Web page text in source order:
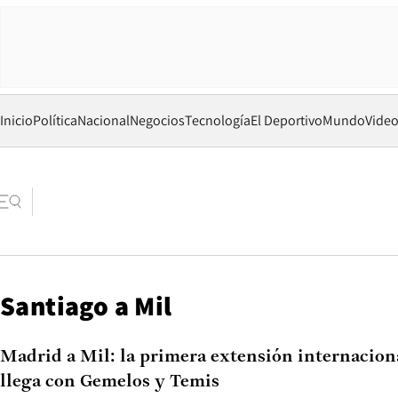
InicioPolíticaNacionalNegociosTecnologíaEl DeportivoMundo
Santiago a Mil
Madrid a Mil: la primera extensión
llega con Gemelos y Temis